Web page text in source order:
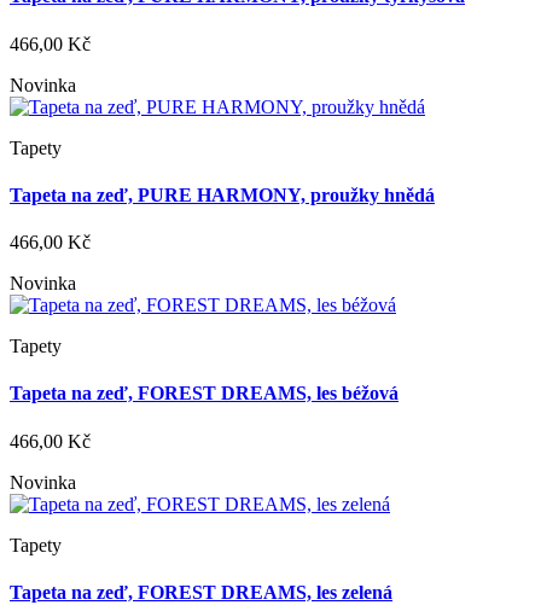
466,00 Kč
Novinka
Tapety
Tapeta na zeď, PURE HARMONY, proužky hnědá
466,00 Kč
Novinka
Tapety
Tapeta na zeď, FOREST DREAMS, les béžová
466,00 Kč
Novinka
Tapety
Tapeta na zeď, FOREST DREAMS, les zelená